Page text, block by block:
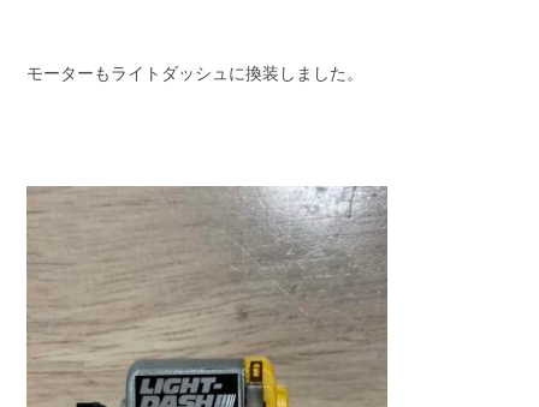
モーターもライトダッシュに換装しました。